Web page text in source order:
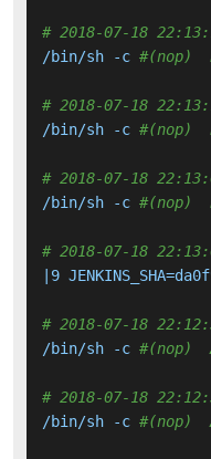
# 2018-07-18
/bin/sh -c #(nop)
# 2018-07-18
/bin/sh -c #(nop)
# 2018-07-18
/bin/sh -c #(nop)
# 2018-07-18
|9
# 2018-07-18
/bin/sh -c #(nop)
# 2018-07-18
/bin/sh -c #(nop)